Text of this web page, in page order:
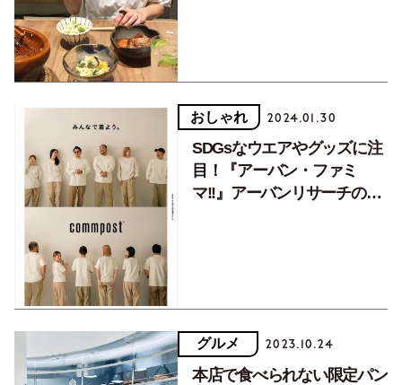
おしゃれ 2024.01.30
SDGsなウエアやグッズに注
目！『アーバン・ファミ
マ!!』アーバンリサーチの面
グルメ 2023.10.24
本店で食べられない限定パン